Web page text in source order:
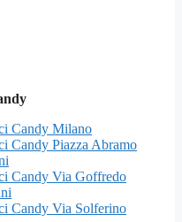
Candy Milano
Candy Piazza Abramo
Candy Via Goffredo
Candy Via Solferino